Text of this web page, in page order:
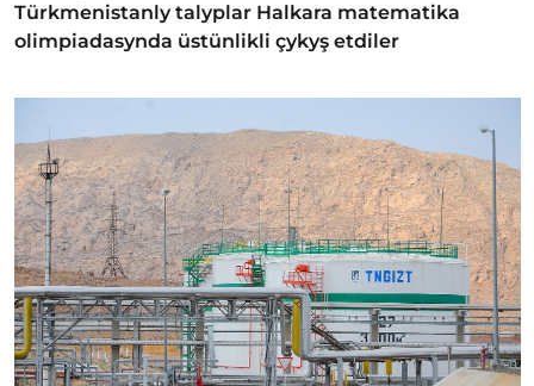
Türkmenistanly talyplar Halkara matematika
olimpiadasynda üstünlikli çykyş etdiler